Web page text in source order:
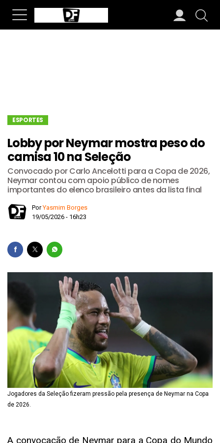
ESPORTES
Lobby por Neymar mostra peso do
camisa 10 na Seleção
Convocado por Carlo Ancelotti para a Copa de 2026,
Neymar contou com apoio público de nomes
importantes do elenco brasileiro antes da lista final
PorYasmim Borges
19/05/2026 - 16h23
Jogadores da Seleção fizeram pressão pela presença de Neymar na Copa
de 2026.
A convocação de Neymar para a Copa do Mundo